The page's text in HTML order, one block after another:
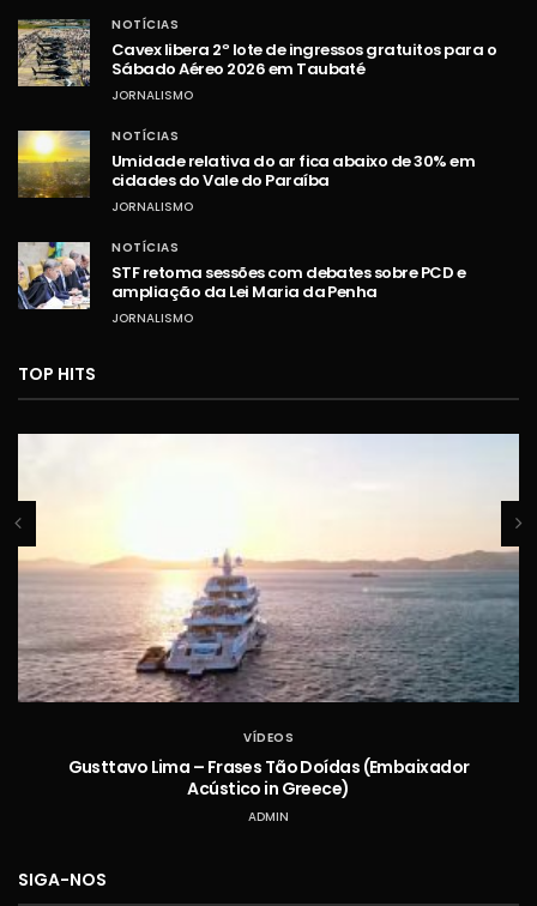
NOTÍCIAS
Cavex libera 2º lote de ingressos gratuitos para o
Sábado Aéreo 2026 em Taubaté
JORNALISMO
NOTÍCIAS
Umidade relativa do ar fica abaixo de 30% em
cidades do Vale do Paraíba
JORNALISMO
NOTÍCIAS
STF retoma sessões com debates sobre PCD e
ampliação da Lei Maria da Penha
JORNALISMO
TOP HITS
VÍDEOS
Gusttavo Lima – Frases Tão Doídas (Embaixador
Acústico in Greece)
ADMIN
SIGA-NOS